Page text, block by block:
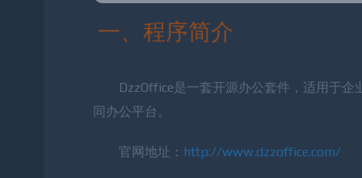
DzzOffice是一套开源办公套件，适用于企